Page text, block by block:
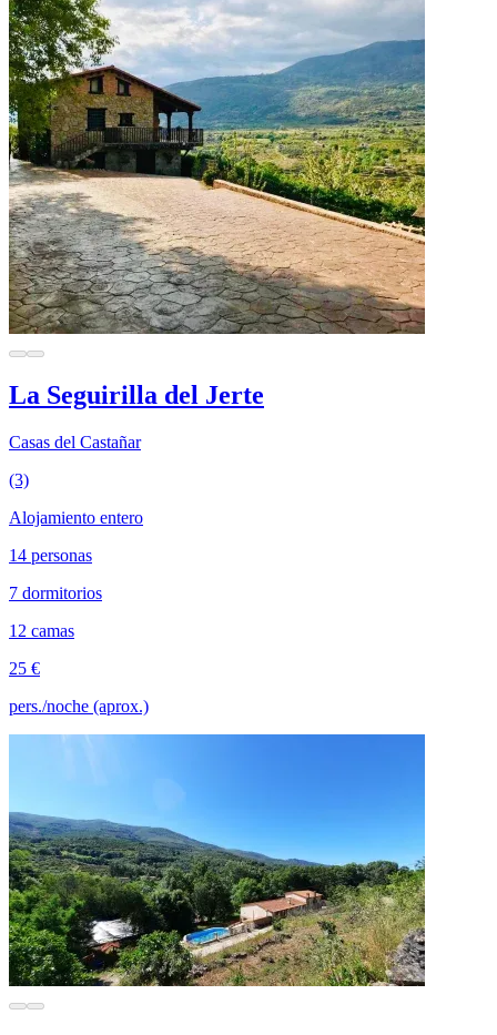
La Seguirilla del Jerte
Casas del Castañar
(3)
Alojamiento entero
14 personas
7 dormitorios
12 camas
25 €
pers./noche (aprox.)